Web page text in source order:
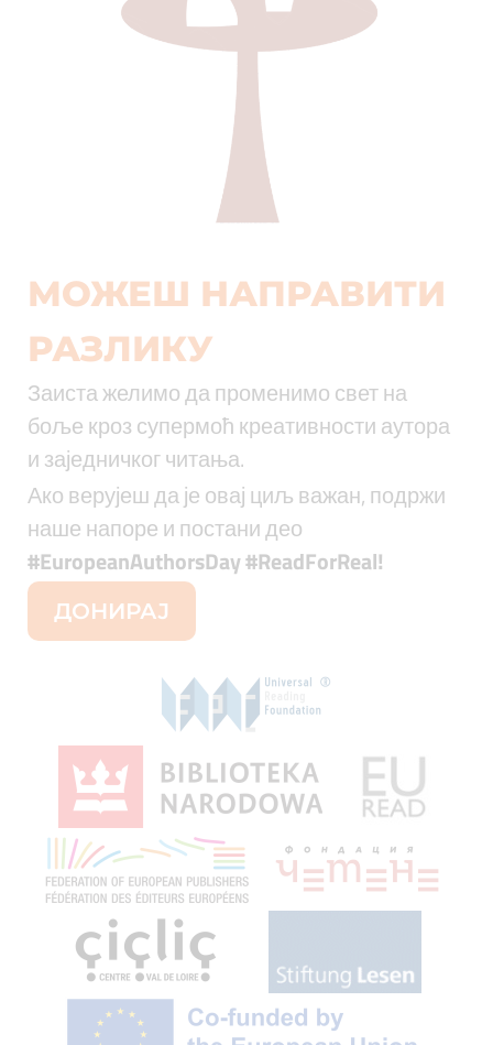
МОЖЕШ НАПРАВИТИ
РАЗЛИКУ
Заиста желимо да променимо свет на
боље кроз супермоћ креативности аутора
и заједничког читања.
Ако верујеш да је овај циљ важан, подржи
наше напоре и постани део
#EuropeanAuthorsDay #ReadForReal!
ДОНИРАЈ